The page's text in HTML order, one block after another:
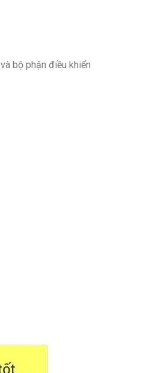
và bộ phận điều khiển